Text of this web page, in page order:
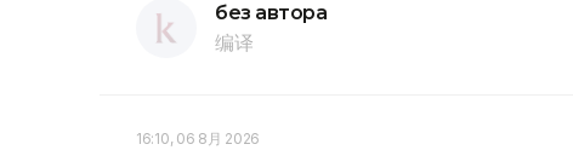
без автора
编译
16:10, 06 8月 2026